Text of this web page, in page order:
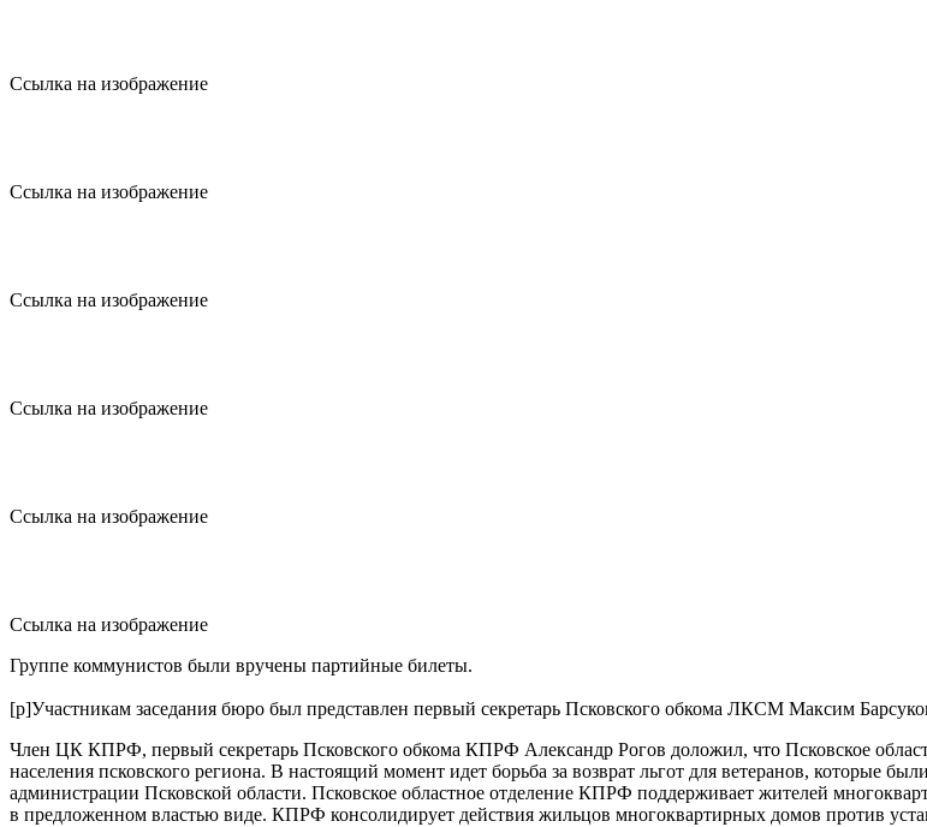
Ссылка на изображение
Ссылка на изображение
Ссылка на изображение
Ссылка на изображение
Ссылка на изображение
Ссылка на изображение
Группе коммунистов были вручены партийные билеты.
[p]Участникам заседания бюро был представлен первый секретарь Псковского обкома ЛКСМ Максим
Член ЦК КПРФ, первый секретарь Псковского обкома КПРФ Александр Рогов доложил, что Псковское
населения псковского региона. В настоящий момент идет борьба за возврат льгот для ветеранов, которые
администрации Псковской области. Псковское областное отделение КПРФ поддерживает жителей
в предложенном властью виде. КПРФ консолидирует действия жильцов многоквартирных домов против